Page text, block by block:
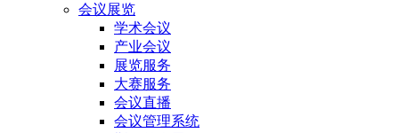
会议展览
学术会议
产业会议
展览服务
大赛服务
会议直播
会议管理系统